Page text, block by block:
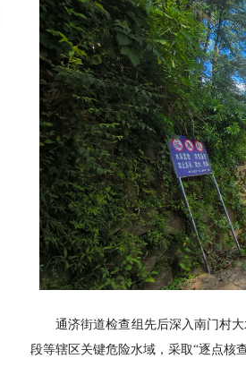
通济街道检查组先后深入南门村
段等辖区关键危险水域，采取“逐点核